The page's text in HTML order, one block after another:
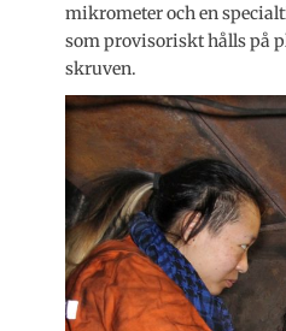
mikrometer och en
som provisoriskt hålls på
skruven.